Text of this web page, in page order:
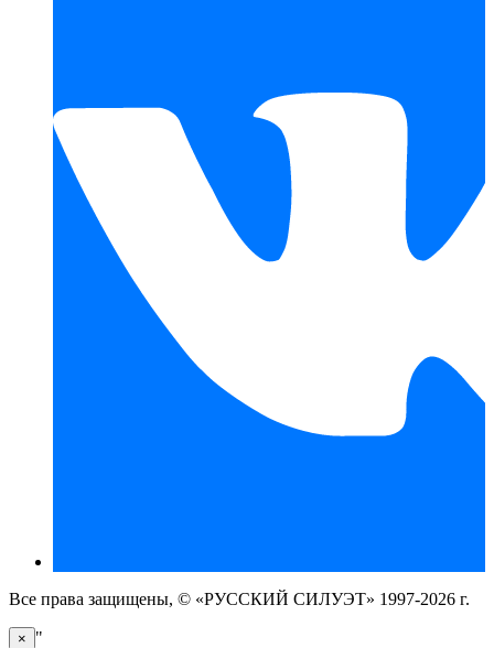
Все права защищены, © «РУССКИЙ СИЛУЭТ» 1997-2026 г.
× "